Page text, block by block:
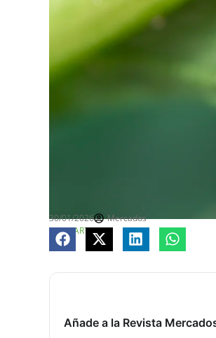
30/01/2026
Mercados
COMPARTE
Añade a la Revista